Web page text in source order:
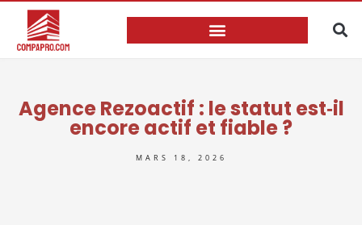
Agence Rezoactif : le statut est‑il
encore actif et fiable ?
MARS 18, 2026